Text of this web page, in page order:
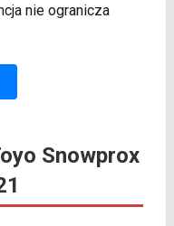
nie ogranicza
Snowprox